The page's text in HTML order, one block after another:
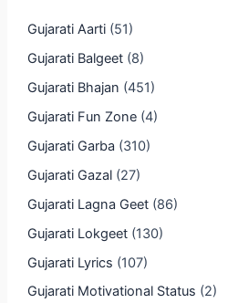
Gujarati Aarti(51)
Gujarati Balgeet(8)
Gujarati Bhajan (451)
Gujarati Fun Zone(4)
Gujarati Garba (310)
Gujarati Gazal(27)
Gujarati Lagna Geet(86)
Gujarati Lokgeet(130)
Gujarati Lyrics (107)
Gujarati Motivational Status (2)